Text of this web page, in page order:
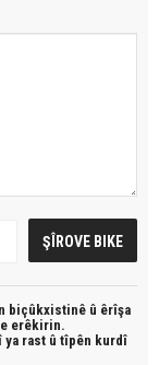
biçûkxistinê û êrîşa
erêkirin.
ya rast û tîpên kurdî